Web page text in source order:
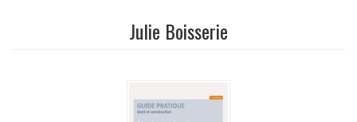
Julie Boisserie